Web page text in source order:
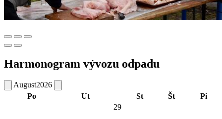
Harmonogram vývozu odpadu
August2026
Po
Ut St Št Pi
29